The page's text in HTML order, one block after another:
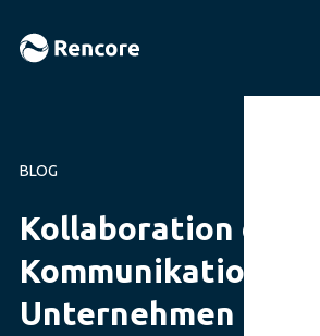
BLOG
Kollaboration durch
Kommunikation:
Unternehmen die